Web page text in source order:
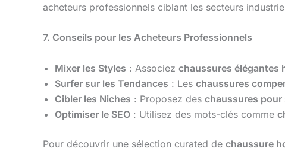
acheteurs professionnels ciblant les secteurs
7. Conseils pour les Acheteurs Professionnels
Mixer les Styles : Associez chaussures élégantes
Surfer sur les Tendances : Les chaussures
Cibler les Niches : Proposez des chaussures
Optimiser le SEO : Utilisez des mots-clés comme
Pour découvrir une sélection curated de chaussure